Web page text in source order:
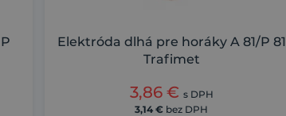
Elektróda dlhá pre horáky A 81/P 81
Trafimet
3,86 € s DPH
3,14 € bez DPH